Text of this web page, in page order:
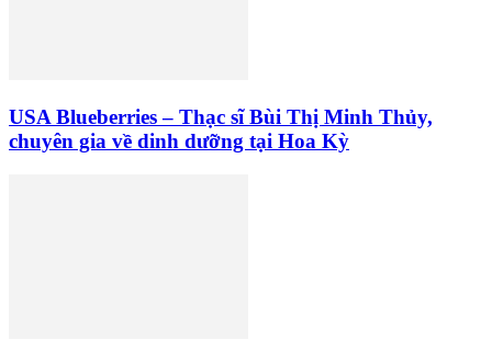
USA Blueberries – Thạc sĩ Bùi Thị Minh Thủy,
chuyên gia về dinh dưỡng tại Hoa Kỳ